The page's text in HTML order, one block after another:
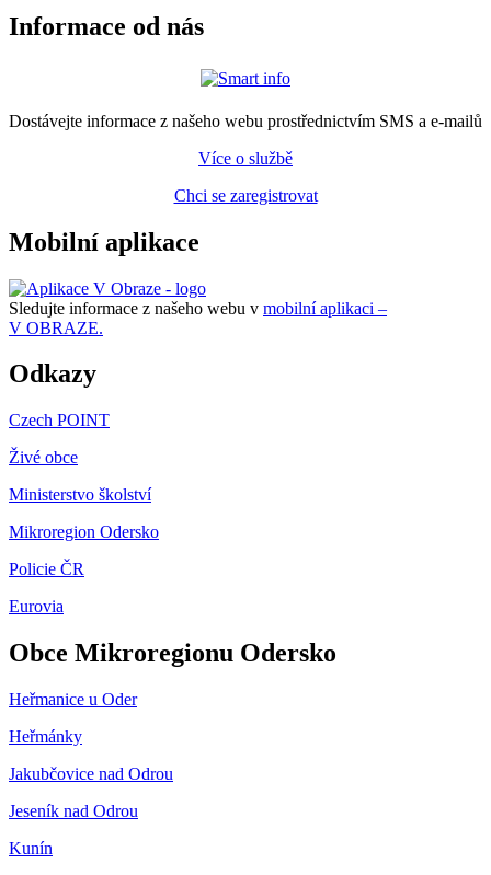
Informace od nás
Dostávejte informace z našeho webu prostřednictvím SMS a e-mailů
Více o službě
Chci se zaregistrovat
Mobilní aplikace
Sledujte informace z našeho webu v mobilní aplikaci –
V OBRAZE.
Odkazy
Czech POINT
Živé obce
Ministerstvo školství
Mikroregion Odersko
Policie ČR
Eurovia
Obce Mikroregionu Odersko
Heřmanice u Oder
Heřmánky
Jakubčovice nad Odrou
Jeseník nad Odrou
Kunín